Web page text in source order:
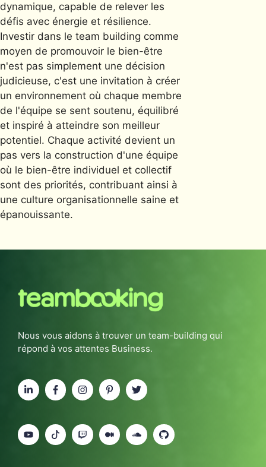
dynamique, capable de relever les
défis avec énergie et résilience.
Investir dans le team building comme
moyen de promouvoir le bien-être
n'est pas simplement une décision
judicieuse, c'est une invitation à créer
un environnement où chaque membre
de l'équipe se sent soutenu, équilibré
et inspiré à atteindre son meilleur
potentiel. Chaque activité devient un
pas vers la construction d'une équipe
où le bien-être individuel et collectif
sont des priorités, contribuant ainsi à
une culture organisationnelle saine et
épanouissante.
Nous vous aidons à trouver un team-building qui
répond à vos attentes Business.